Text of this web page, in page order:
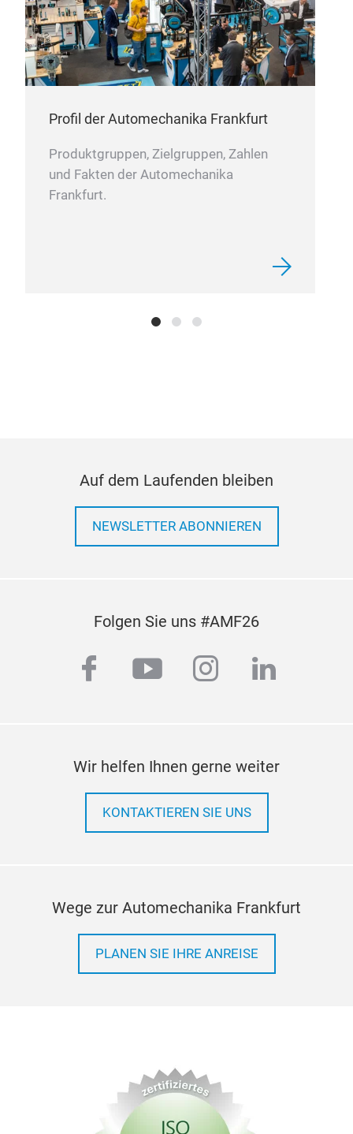
Profil der Automechanika Frankfurt
Produktgruppen, Zielgruppen, Zahlen
und Fakten der Automechanika
Frankfurt.
Auf dem Laufenden bleiben
NEWSLETTER ABONNIEREN
Folgen Sie uns #AMF26
facebook
youtubeinstagram
linkedin
Wir helfen Ihnen gerne weiter
KONTAKTIEREN SIE UNS
Wege zur Automechanika Frankfurt
PLANEN SIE IHRE ANREISE